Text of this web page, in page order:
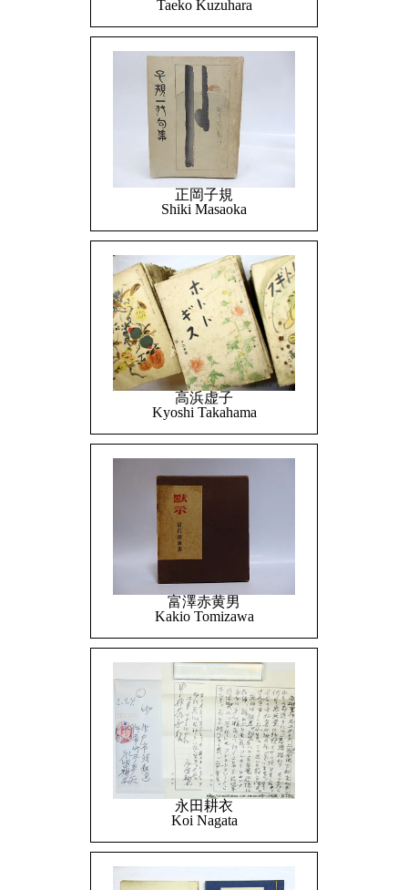
Taeko Kuzuhara
正岡子規
Shiki Masaoka
高浜虚子
Kyoshi Takahama
富澤赤黄男
Kakio Tomizawa
永田耕衣
Koi Nagata